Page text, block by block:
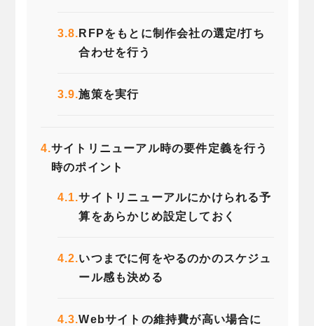
3.8. RFPをもとに制作会社の選定/打ち
合わせを行う
3.9.施策を実行
4.サイトリニューアル時の要件定義を行う
時のポイント
4.1.サイトリニューアルにかけられる予
算をあらかじめ設定しておく
4.2.いつまでに何をやるのかのスケジュ
ール感も決める
4.3.Webサイトの維持費が高い場合に